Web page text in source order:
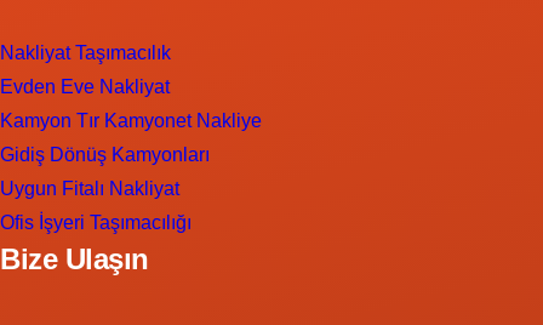
Nakliyat Taşımacılık
Evden Eve Nakliyat
Kamyon Tır Kamyonet Nakliye
Gidiş Dönüş Kamyonları
Uygun Fitalı Nakliyat
Ofis İşyeri Taşımacılığı
Bize Ulaşın